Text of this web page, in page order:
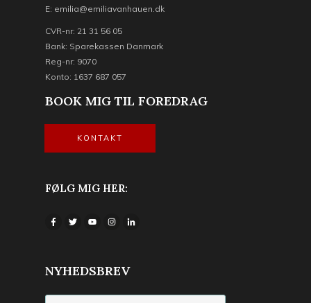
E: emilia@emiliavanhauen.dk
CVR-nr: 21 31 56 05
Bank: Sparekassen Danmark
Reg-nr: 9070
Konto: 1637 687 057
BOOK MIG TIL FOREDRAG
KONTAKT
FØLG MIG HER:
NYHEDSBREV